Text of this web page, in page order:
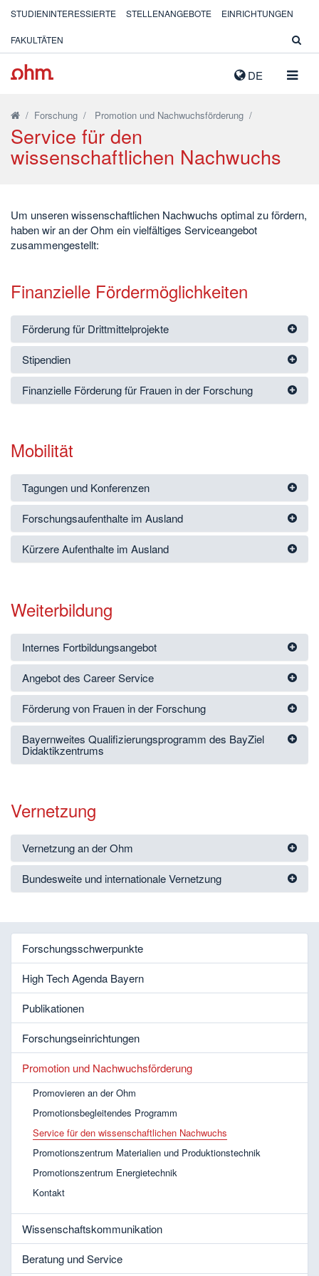
DE
STUDIENINTERESSIERTE STELLENANGEBOTE EINRICHTUNGEN
FAKULTÄTEN
/ Forschung / Promotion und Nachwuchsförderung /
Service für den
wissenschaftlichen Nachwuchs
Um unseren wissenschaftlichen Nachwuchs optimal zu fördern,
haben wir an der Ohm ein vielfältiges Serviceangebot
zusammengestellt:
Finanzielle Fördermöglichkeiten
Förderung für Drittmittelprojekte
Stipendien
Finanzielle Förderung für Frauen in der Forschung
Mobilität
Tagungen und Konferenzen
Forschungsaufenthalte im Ausland
Kürzere Aufenthalte im Ausland
Weiterbildung
Internes Fortbildungsangebot
Angebot des Career Service
Förderung von Frauen in der Forschung
Bayernweites Qualifizierungsprogramm des BayZiel
Didaktikzentrums
Vernetzung
Vernetzung an der Ohm
Bundesweite und internationale Vernetzung
Forschungsschwerpunkte
High Tech Agenda Bayern
Publikationen
Forschungseinrichtungen
Promotion und Nachwuchsförderung
Promovieren an der Ohm
Promotionsbegleitendes Programm
Service für den wissenschaftlichen Nachwuchs
Promotionszentrum Materialien und Produktionstechnik
Promotionszentrum Energietechnik
Kontakt
Wissenschaftskommunikation
Beratung und Service